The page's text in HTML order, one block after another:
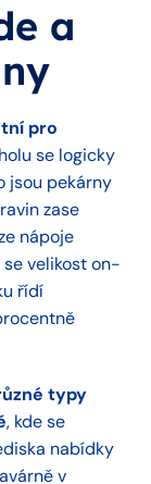
a
pro
se logicky
jsou pekárny
zase
nápoje
velikost on-
řídí
typy
, kde se
nabídky
v